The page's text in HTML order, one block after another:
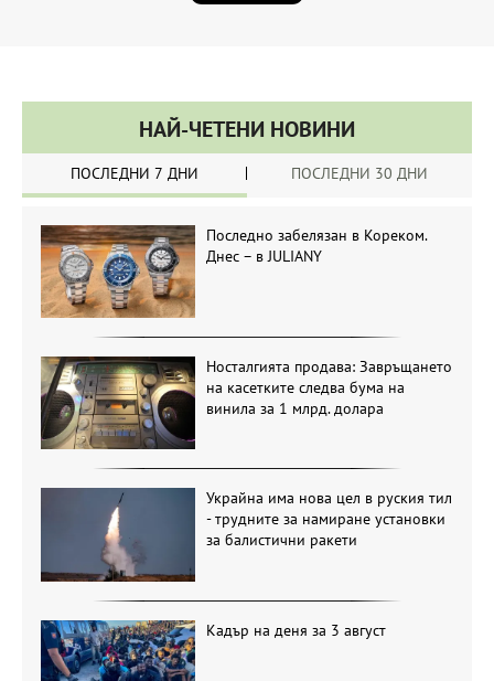
НАЙ-ЧЕТЕНИ НОВИНИ
ПОСЛЕДНИ 7 ДНИ ПОСЛЕДНИ 30 ДНИ
Последно забелязан в Кореком.
Днес – в JULIANY
Носталгията продава: Завръщането
на касетките следва бума на
винила за 1 млрд. долара
Украйна има нова цел в руския тил
- трудните за намиране установки
за балистични ракети
Кадър на деня за 3 август